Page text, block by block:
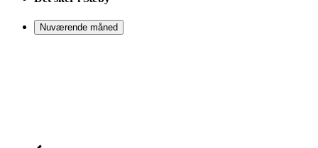
1960
[Yrthd5JQG]
Nuværende måned